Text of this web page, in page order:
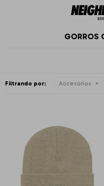
GORROS
Filtrando por: Accesorios